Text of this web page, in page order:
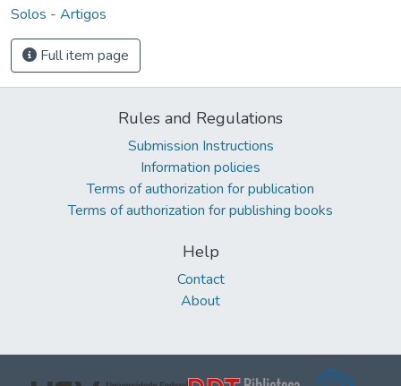
Solos - Artigos
Full item page
Rules and Regulations
Submission Instructions
Information policies
Terms of authorization for publication
Terms of authorization for publishing books
Help
Contact
About